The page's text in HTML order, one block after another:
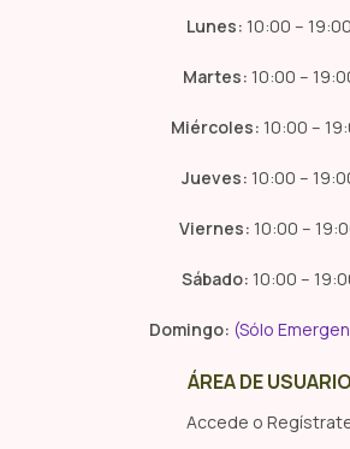
Lunes: 10:00 – 19:00
Martes: 10:00 –
Miércoles: 10:00 –
Jueves: 10:00 –
Viernes: 10:00 –
Sábado: 10:00 –
Domingo: (Sólo
ÁREA DE USUARIO
Accede o